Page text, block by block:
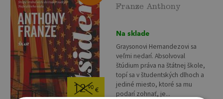
12,90 €
Franze Anthony
Na sklade
Graysonovi Hernandezovi sa
veľmi nedarí. Absolvoval
štúdium práva na štátnej škole,
topí sa v študentských dlhoch a
jediné miesto, ktoré sa mu
podarí zohnať, je...